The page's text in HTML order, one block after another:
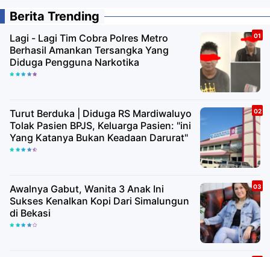
Berita Trending
Lagi - Lagi Tim Cobra Polres Metro
Berhasil Amankan Tersangka Yang
Diduga Pengguna Narkotika
Turut Berduka | Diduga RS Mardiwaluyo
Tolak Pasien BPJS, Keluarga Pasien: "ini
Yang Katanya Bukan Keadaan Darurat"
Awalnya Gabut, Wanita 3 Anak Ini
Sukses Kenalkan Kopi Dari Simalungun
di Bekasi